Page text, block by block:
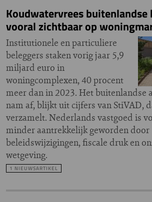
Koudwatervrees buitenlandse
vooral zichtbaar op
Institutionele en particuliere
beleggers staken vorig jaar 5,9
miljard euro in
woningcomplexen, 40 procent
meer dan in 2023. Het buitenlandse
nam af, blijkt uit cijfers van StiVAD,
verzamelt. Nederlands vastgoed is
minder aantrekkelijk geworden door
beleidswijzigingen, fiscale druk en
wetgeving.
1 NIEUWSARTIKEL